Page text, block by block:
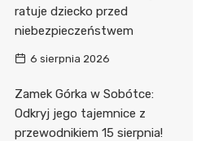
ratuje dziecko przed
niebezpieczeństwem
6 sierpnia 2026
Zamek Górka w Sobótce:
Odkryj jego tajemnice z
przewodnikiem 15 sierpnia!